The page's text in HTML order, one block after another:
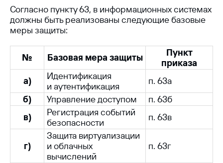
Согласно пункту 63, в информационных системах
должны быть реализованы следующие базовые
меры защиты:
№ Базовая мера защиты
Пункт
приказа
а)
Идентификация
и аутентификация
п. 63а
б)
Управление доступом
п. 63б
в)
Регистрация событий
безопасности
п. 63в
г)
Защита виртуализации
и облачных
вычислений
п. 63г